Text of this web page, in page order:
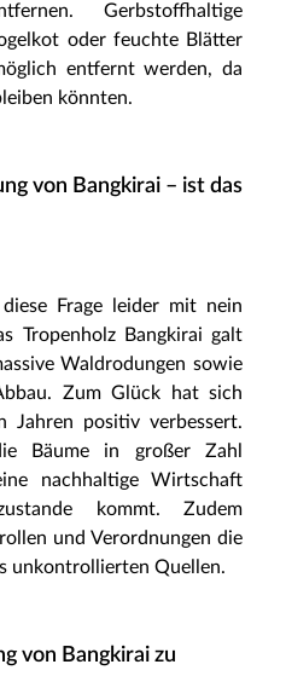
Gerbstoffhaltige
oder feuchte Blätter
entfernt werden, da
könnten.
von Bangkirai – ist das
Frage leider mit nein
Tropenholz Bangkirai galt
Waldrodungen sowie
Zum Glück hat sich
Jahren positiv verbessert.
Bäume in großer Zahl
nachhaltige Wirtschaft
kommt. Zudem
und Verordnungen die
unkontrollierten Quellen.
von Bangkirai zu